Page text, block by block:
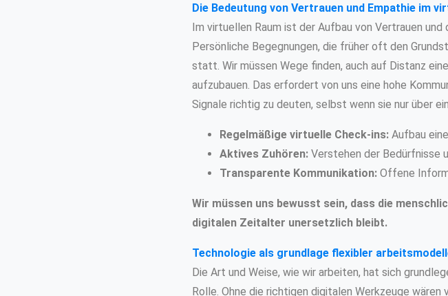
Die Bedeutung von Vertrauen und Empathie im
Im virtuellen Raum ist der Aufbau von Vertrauen
Persönliche Begegnungen, die früher oft den
statt. Wir müssen Wege finden, auch auf Distanz
aufzubauen. Das erfordert von uns eine hohe
Signale richtig zu deuten, selbst wenn sie nur über
Regelmäßige virtuelle Check-ins:Aufbau
Aktives Zuhören:Verstehen der Bedürfnisse
Transparente Kommunikation:Offene
Wir müssen uns bewusst sein, dass die
digitalen Zeitalter unersetzlich bleibt.
Technologie als grundlage flexibler
Die Art und Weise, wie wir arbeiten, hat sich
Rolle. Ohne die richtigen digitalen Werkzeuge